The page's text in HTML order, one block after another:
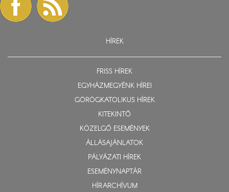
HÍREK
FRISS HÍREK
EGYHÁZMEGYÉNK HÍREI
GÖRÖGKATOLIKUS HÍREK
KITEKINTŐ
KÖZELGŐ ESEMÉNYEK
ÁLLÁSAJÁNLATOK
PÁLYÁZATI HÍREK
ESEMÉNYNAPTÁR
HÍRARCHÍVUM